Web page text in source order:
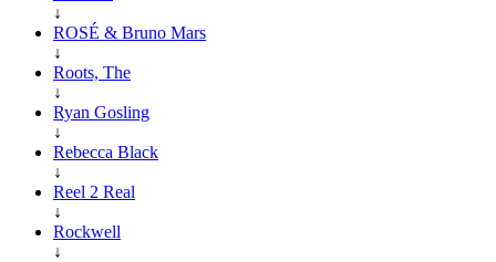
↓
ROSÉ & Bruno Mars
↓
Roots, The
↓
Ryan Gosling
↓
Rebecca Black
↓
Reel 2 Real
↓
Rockwell
↓